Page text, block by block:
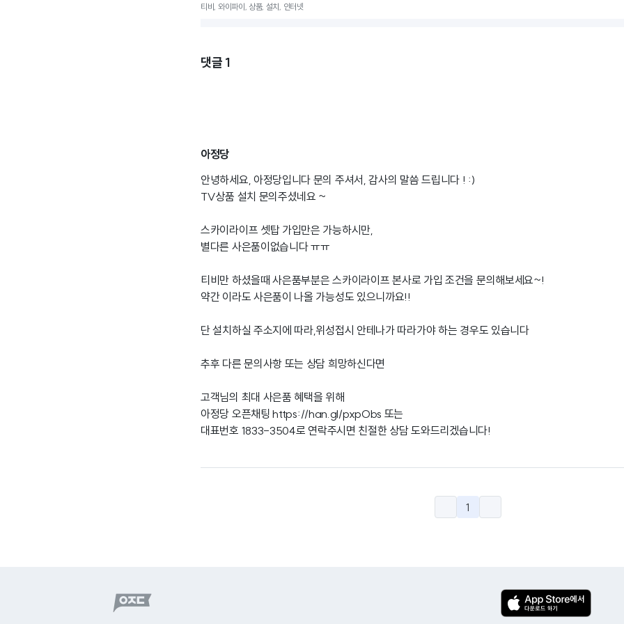
티비, 와이파이, 상품, 설치, 인터넷
댓글 1
아정당
안녕하세요, 아정당입니다 문의 주셔서, 감사의 말씀 드립니다 ! :)
TV상품 설치 문의주셨네요 ~
스카이라이프 셋탑 가입만은 가능하시만,
별다른 사은품이없습니다 ㅠㅠ
티비만 하셨을때 사은품부분은 스카이라이프 본사로 가입 조건을 문의해보세요~!
약간 이라도 사은품이 나올 가능성도 있으니까요!!
단 설치하실 주소지에 따라,위성접시 안테나가 따라가야 하는 경우도 있습니다
추후 다른 문의사항 또는 상담 희망하신다면
고객님의 최대 사은품 혜택을 위해
아정당 오픈채팅https://han.gl/pxpObs 또는
대표번호 1833-3504로 연락주시면 친절한 상담 도와드리겠습니다!
1